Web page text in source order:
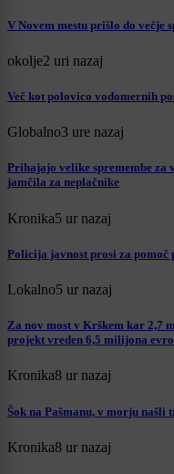
V Novem mestu prišlo do večje
okolje2 uri nazaj
Več kot polovico vodomernih
Globalno3 ure nazaj
Prihajajo velike spremembe za
jamčila za neplačnike
Kronika5 ur nazaj
Policija javnost prosi za pomoč
Lokalno5 ur nazaj
Za nov most v Krškem kar 2,7
projekt vreden 6,5 milijona
Kronika8 ur nazaj
Šok na Pašmanu, v morju našli
Kronika8 ur nazaj